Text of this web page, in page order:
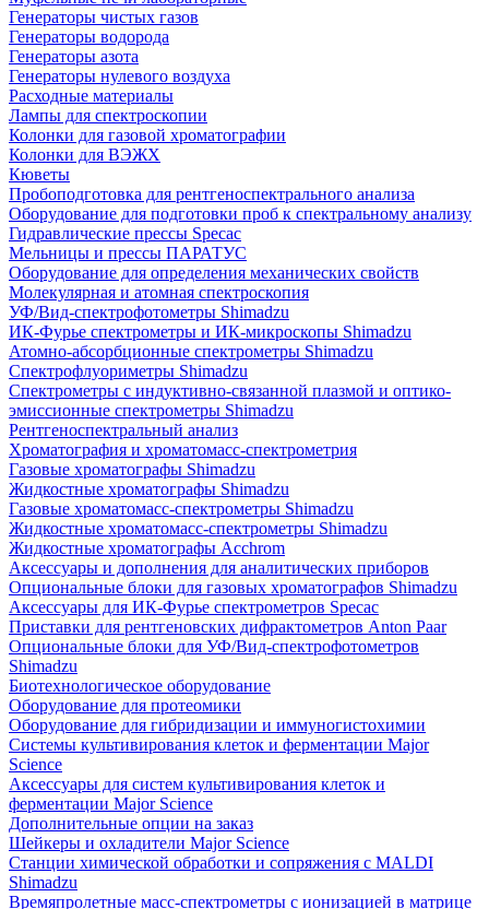
Генераторы чистых газов
Генераторы водорода
Генераторы азота
Генераторы нулевого воздуха
Расходные материалы
Лампы для спектроскопии
Колонки для газовой хроматографии
Колонки для ВЭЖХ
Кюветы
Пробоподготовка для рентгеноспектрального анализа
Оборудование для подготовки проб к спектральному анализу
Гидравлические прессы Specac
Мельницы и прессы ПАРАТУС
Оборудование для определения механических свойств
Молекулярная и атомная спектроскопия
УФ/Вид-спектрофотометры Shimadzu
ИК-Фурье спектрометры и ИК-микроскопы Shimadzu
Атомно-абсорбционные спектрометры Shimadzu
Спектрофлуориметры Shimadzu
Спектрометры с индуктивно-связанной плазмой и оптико-
эмиссионные спектрометры Shimadzu
Рентгеноспектральный анализ
Хроматография и хроматомасс-спектрометрия
Газовые хроматографы Shimadzu
Жидкостные хроматографы Shimadzu
Газовые хроматомасс-спектрометры Shimadzu
Жидкостные хроматомасс-спектрометры Shimadzu
Жидкостные хроматографы Acchrom
Аксессуары и дополнения для аналитических приборов
Опциональные блоки для газовых хроматографов Shimadzu
Аксессуары для ИК-Фурье спектрометров Specac
Приставки для рентгеновских дифрактометров Anton Paar
Опциональные блоки для УФ/Вид-спектрофотометров
Shimadzu
Биотехнологическое оборудование
Оборудование для протеомики
Оборудование для гибридизации и иммуногистохимии
Системы культивирования клеток и ферментации Major
Science
Аксессуары для систем культивирования клеток и
ферментации Major Science
Дополнительные опции на заказ
Шейкеры и охладители Major Science
Станции химической обработки и сопряжения с MALDI
Shimadzu
Времяпролетные масс-спектрометры с ионизацией в матрице